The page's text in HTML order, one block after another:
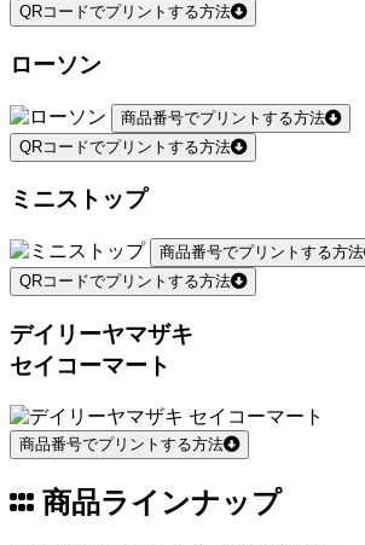
QRコードでプリントする方法
ローソン
商品番号でプリントする方法
QRコードでプリントする方法
ミニストップ
商品番号でプリントする方法
QRコードでプリントする方法
デイリーヤマザキ
セイコーマート
商品番号でプリントする方法
商品ラインナップ